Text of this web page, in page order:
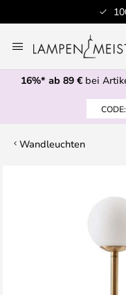
Inhalt
springen
16%* ab 89 € bei
CODE:
Wandleuchten